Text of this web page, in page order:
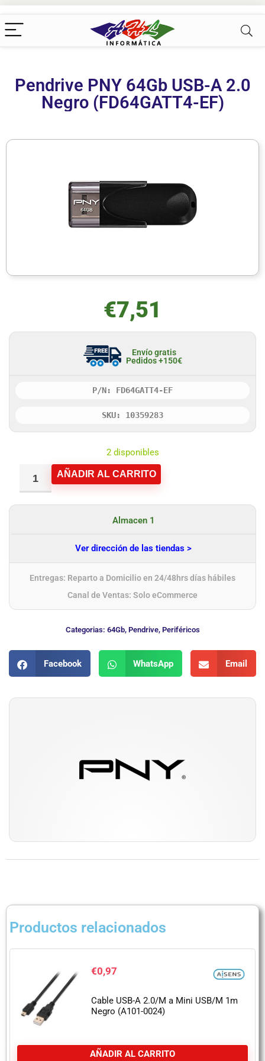
Pendrive PNY 64Gb USB-A 2.0
Negro (FD64GATT4-EF)
€7,51
Envío gratis
Pedidos +150€
P/N: FD64GATT4-EF
SKU: 10359283
2 disponibles
AÑADIR AL CARRITO
Almacen 1
Ver dirección de las tiendas >
Entregas: Reparto a Domicilio en 24/48hrs días hábiles
Canal de Ventas: Solo eCommerce
Categorias: 64Gb, Pendrive, Periféricos
Facebook WhatsApp Email
Productos relacionados
€0,97
Cable USB-A 2.0/M a Mini USB/M 1m
Negro (A101-0024)
AÑADIR AL CARRITO